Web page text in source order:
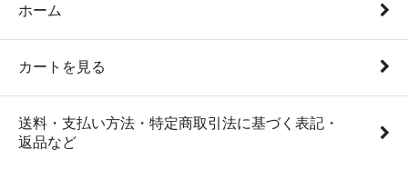
ホーム
カートを見る
送料・支払い方法・特定商取引法に基づく表記・
返品など